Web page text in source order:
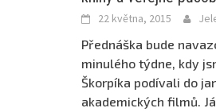
22 května, 2015
Přednáška bude
minulého týdne, kdy
Škorpíka podívali do
akademických filmů. Já